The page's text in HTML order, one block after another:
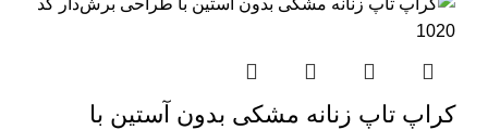
کراپ‌ تاپ زنانه مشکی بدون آستین با